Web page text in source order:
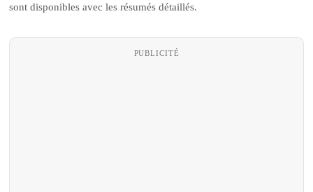
sont disponibles avec les résumés détaillés.
PUBLICITÉ